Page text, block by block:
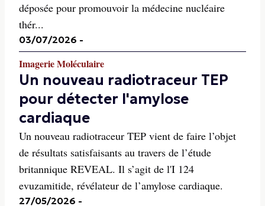
déposée pour promouvoir la médecine nucléaire
thér...
03/07/2026 -
Imagerie Moléculaire
Un nouveau radiotraceur TEP
pour détecter l'amylose
cardiaque
Un nouveau radiotraceur TEP vient de faire l’objet
de résultats satisfaisants au travers de l’étude
britannique REVEAL. Il s’agit de l'I 124
evuzamitide, révélateur de l’amylose cardiaque.
27/05/2026 -